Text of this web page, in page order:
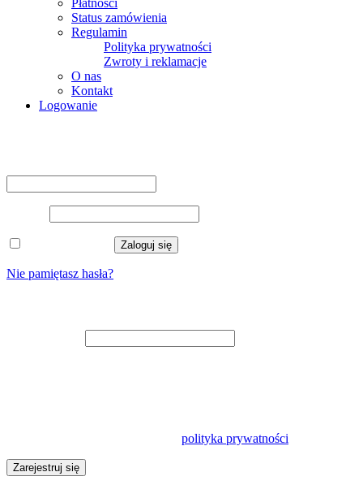
Status zamówienia
Regulamin
Polityka prywatności
Zwroty i reklamacje
O nas
Kontakt
Logowanie
Zaloguj się
Nie pamiętasz hasła?
polityka prywatności
Zarejestruj się